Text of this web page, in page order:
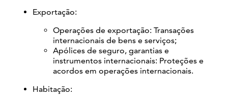
Exportação:
Operações de exportação: Transações
internacionais de bens e serviços;
Apólices de seguro, garantias e
instrumentos internacionais: Proteções e
acordos em operações internacionais.
Habitação: